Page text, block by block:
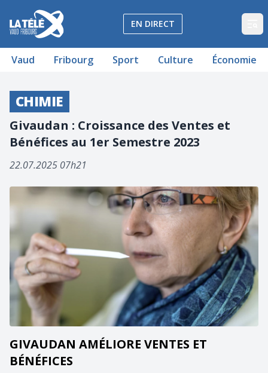
La Télé - Télévision régionale Vaud et Fribourg
EN DIRECT
Vaud Fribourg Sport Culture Économie
CHIMIE
Givaudan : Croissance des Ventes et
Bénéfices au 1er Semestre 2023
22.07.2025 07h21
GIVAUDAN AMÉLIORE VENTES ET
BÉNÉFICES